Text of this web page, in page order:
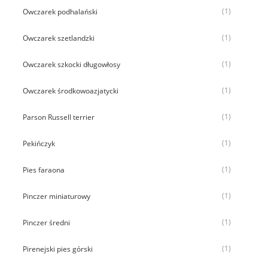
Owczarek podhalański (1)
Owczarek szetlandzki (1)
Owczarek szkocki długowłosy (1)
Owczarek środkowoazjatycki (1)
Parson Russell terrier (1)
Pekińczyk (1)
Pies faraona (1)
Pinczer miniaturowy (1)
Pinczer średni (1)
Pirenejski pies górski (1)